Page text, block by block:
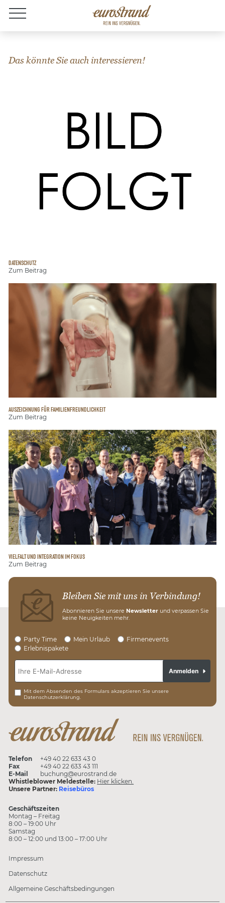
Jobs
Das könnte Sie auch interessieren!
DATENSCHUTZ
Zum Beitrag
AUSZEICHNUNG FÜR FAMILIENFREUNDLICHKEIT
Zum Beitrag
VIELFALT UND INTEGRATION IM FOKUS
Zum Beitrag
Bleiben Sie mit uns in Verbindung!
Abonnieren Sie unsere Newsletter und verpassen Sie
keine Neuigkeiten mehr.
Party Time Mein Urlaub
Firmenevents
Erlebnispakete
Mit dem Absenden des Formulars akzeptieren Sie unsere
Datenschutzerklärung.
Anmelden
Telefon
+49 40 22 633 43 0
Fax
+49 40 22 633 43 111
E-Mail
buchung@eurostrand.de
Whistleblower Meldestelle: Hier klicken.
Unsere Partner: Reisebüros
Geschäftszeiten
Montag – Freitag
8:00 – 19:00 Uhr
Samstag
8:00 – 12:00 und 13:00 – 17:00 Uhr
Impressum
Datenschutz
Allgemeine Geschäftsbedingungen